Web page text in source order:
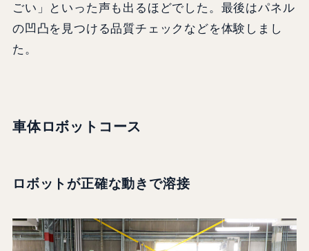
ごい」といった声も出るほどでした。最後はパネル
の凹凸を見つける品質チェックなどを体験しまし
た。
車体ロボットコース
ロボットが正確な動きで溶接